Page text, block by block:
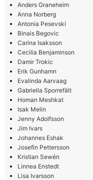
Anders Graneheim
Anna Norberg
Antonia Pesevski
Binais Begovic
Carina Isaksson
Cecilia Benjaminson
Damir Trokic
Erik Gunhamn
Evalinda Aarvaag
Gabriella Sporrefält
Homan Meshkat
Isak Melin
Jenny Adolfsson
Jim Ivars
Johannes Eshak
Josefin Pettersson
Kristian Sewén
Linnea Enstedt
Lisa Ivarsson